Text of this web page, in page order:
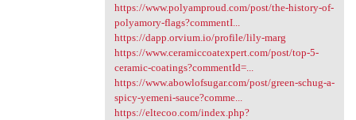
https://www.polyamproud.com/post/the-history-of-
polyamory-flags?commentI...
https://dapp.orvium.io/profile/lily-marg
https://www.ceramiccoatexpert.com/post/top-5-
ceramic-coatings?commentId=...
https://www.abowlofsugar.com/post/green-schug-a-
spicy-yemeni-sauce?comme...
https://eltecoo.com/index.php?